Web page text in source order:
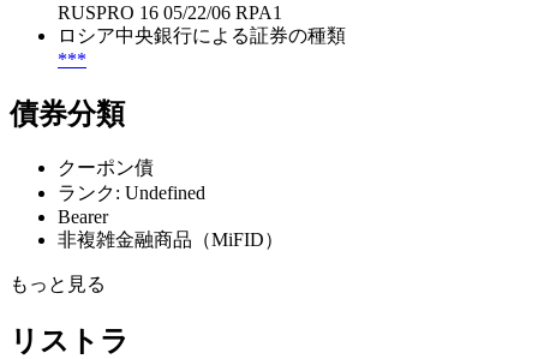
RUSPRO 16 05/22/06 RPA1
ロシア中央銀行による証券の種類
***
債券分類
クーポン債
ランク: Undefined
Bearer
非複雑金融商品（MiFID）
もっと見る
リストラ